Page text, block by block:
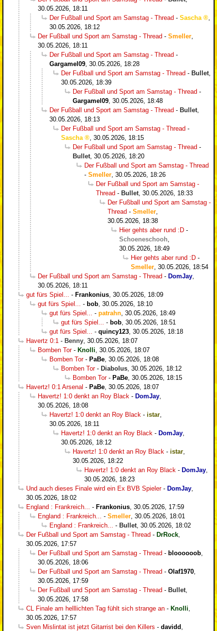
30.05.2026, 18:11
Der Fußball und Sport am Samstag - Thread - Sascha
30.05.2026, 18:12
Der Fußball und Sport am Samstag - Thread - Smeller
30.05.2026, 18:11
Der Fußball und Sport am Samstag - Thread -
Gargamel09 30.05.2026, 18:28
Der Fußball und Sport am Samstag - Thread - Bullet
30.05.2026, 18:39
Der Fußball und Sport am Samstag - Thread -
Gargamel09 30.05.2026, 18:48
Der Fußball und Sport am Samstag - Thread - Bullet
30.05.2026, 18:13
Der Fußball und Sport am Samstag - Thread -
Sascha
30.05.2026, 18:15
Der Fußball und Sport am Samstag - Thread -
Bullet 30.05.2026, 18:20
Der Fußball und Sport am Samstag - Thread
- Smeller 30.05.2026, 18:26
Der Fußball und Sport am Samstag -
Thread - Bullet 30.05.2026, 18:33
Der Fußball und Sport am Samstag -
Thread - Smeller
30.05.2026, 18:38
Hier gehts aber rund :D -
Schoeneschooh
30.05.2026, 18:49
Hier gehts aber rund :D -
Smeller 30.05.2026, 18:54
Der Fußball und Sport am Samstag - Thread - DomJay
30.05.2026, 18:11
gut fürs Spiel...
- Frankonius 30.05.2026, 18:09
gut fürs Spiel...
- bob 30.05.2026, 18:10
gut fürs Spiel...
- patrahn 30.05.2026, 18:49
gut fürs Spiel...
- bob 30.05.2026, 18:51
gut fürs Spiel...
- quincy123 30.05.2026, 18:18
Havertz 0:1 - Benny 30.05.2026, 18:07
Bomben Tor- Knolli 30.05.2026, 18:07
Bomben Tor- PaBe 30.05.2026, 18:08
Bomben Tor- Diabolus 30.05.2026, 18:12
Bomben Tor- PaBe 30.05.2026, 18:15
Havertz! 0:1 Arsenal - PaBe 30.05.2026, 18:07
Havertz! 1:0 denkt an Roy Black - DomJay
30.05.2026, 18:08
Havertz! 1:0 denkt an Roy Black - istar
30.05.2026, 18:11
Havertz! 1:0 denkt an Roy Black - DomJay
30.05.2026, 18:12
Havertz! 1:0 denkt an Roy Black - istar
30.05.2026, 18:22
Havertz! 1:0 denkt an Roy Black - DomJay
30.05.2026, 18:23
Und auch dieses Finale wird ein Ex BVB Spieler- DomJay
30.05.2026, 18:02
England : Frankreich...
- Frankonius 30.05.2026, 17:59
England : Frankreich...
- Smeller 30.05.2026, 18:01
England : Frankreich...
- Bullet 30.05.2026, 18:02
Der Fußball und Sport am Samstag - Thread - DrRock
30.05.2026, 17:57
Der Fußball und Sport am Samstag - Thread - bloooooob
30.05.2026, 18:06
Der Fußball und Sport am Samstag - Thread - Olaf1970
30.05.2026, 17:59
Der Fußball und Sport am Samstag - Thread - Bullet
30.05.2026, 17:58
CL Finale am helllichten Tag fühlt sich strange an - Knolli
30.05.2026, 17:57
Sven Mislintat ist jetzt Gitarrist bei den Killers - davidd